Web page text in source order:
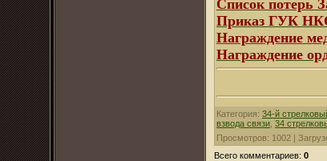
Список потерь
Приказ ГУК
Награждение
Награждение
Категория: 34-й
взвода связи 34
Просмотров: 1002 |
Всего комментариев: 0